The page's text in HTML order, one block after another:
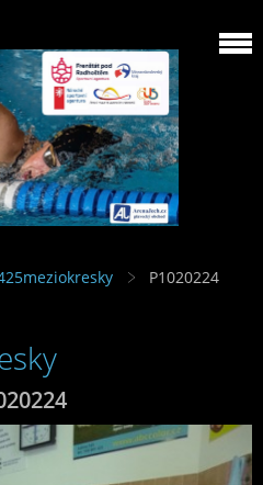
P1020224